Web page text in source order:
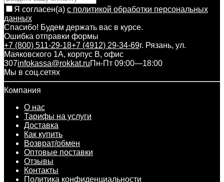
Я согласен(a) с политикой обработки персональных
данных
Спасибо! Будем держать вас в курсе.
Ошибка отправки формы
+7 (800) 511-29-18+7 (4912) 29-34-69г. Рязань, ул.
Маяковского 1А, корпус B, офис
307infokassa@rokkat.ruПн-Пт 09:00—18:00
Мы в соц.сетях
Компания
О нас
Тарифы на услуги
Доставка
Как купить
Возврат/обмен
Оптовые поставки
Отзывы
Контакты
Политика конфиденциальности